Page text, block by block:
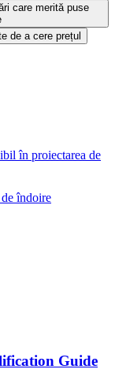
care merită puse
de a cere prețul
în proiectarea de
îndoire
Guide